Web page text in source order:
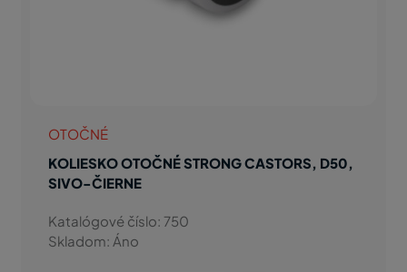
OTOČNÉ
KOLIESKO OTOČNÉ STRONG CASTORS, D50,
SIVO-ČIERNE
Katalógové číslo: 750
Skladom: Áno